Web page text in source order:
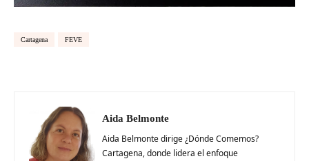
Cartagena FEVE
Aida Belmonte
Aida Belmonte dirige ¿Dónde Comemos?
Cartagena, donde lidera el enfoque